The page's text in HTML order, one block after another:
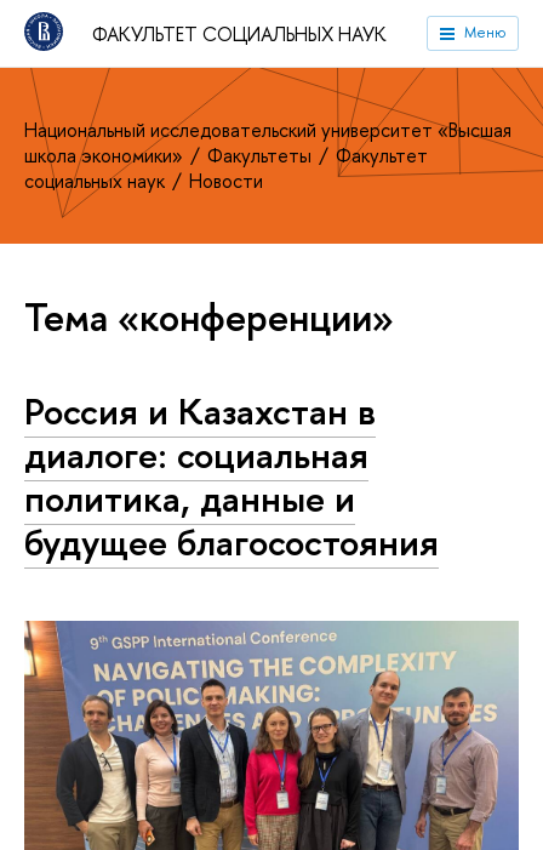
ФАКУЛЬТЕТ СОЦИАЛЬНЫХ НАУК Меню
Национальный исследовательский университет «Высшая
школа экономики»
Факультеты
Факультет
социальных наук
Новости
Тема «конференции»
Россия и Казахстан в
диалоге: социальная
политика, данные и
будущее благосостояния